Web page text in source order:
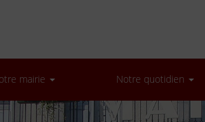
mairie Notre quotidien